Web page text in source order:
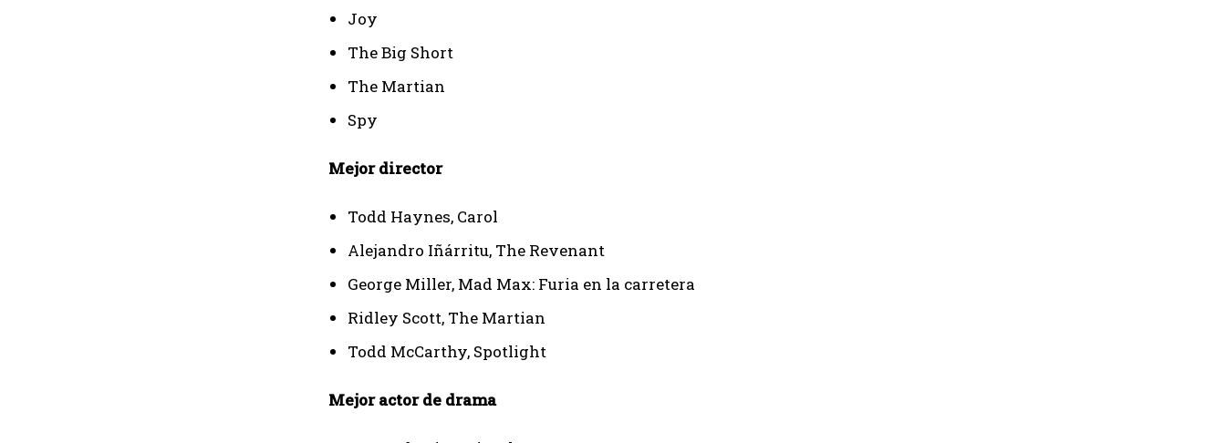
Joy
The Big Short
The Martian
Spy
Mejor director
Todd Haynes, Carol
Alejandro Iñárritu, The Revenant
George Miller, Mad Max: Furia en la carretera
Ridley Scott, The Martian
Todd McCarthy, Spotlight
Mejor actor de drama